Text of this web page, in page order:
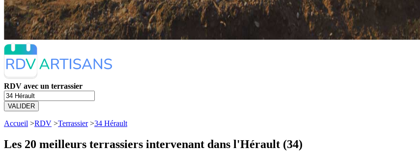
RDV avec un terrassier
VALIDER
Accueil >RDV >Terrassier>34 Hérault
Les 20 meilleurs terrassiers intervenant dans l'Hérault (34)